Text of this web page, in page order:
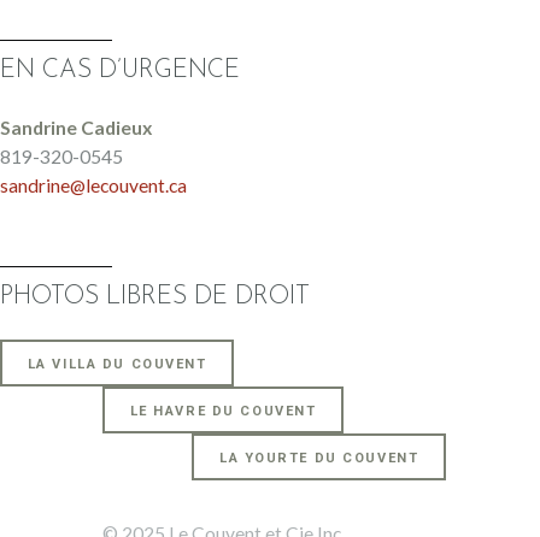
EN CAS D’URGENCE
Sandrine Cadieux
819-320-0545
sandrine@lecouvent.ca
PHOTOS LIBRES DE DROIT
LA VILLA DU COUVENT
LE HAVRE DU COUVENT
LA YOURTE DU COUVENT